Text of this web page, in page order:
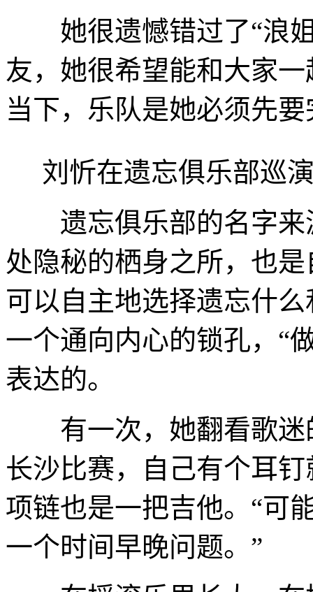
她很遗憾错过了“浪姐
友，她很希望能和大家
当下，乐队是她必须先
刘忻在遗忘俱乐部巡
遗忘俱乐部的名字来
处隐秘的栖身之所，也
可以自主地选择遗忘什
一个通向内心的锁孔，“
表达的。
有一次，她翻看歌迷
长沙比赛，自己有个耳
项链也是一把吉他。“可
一个时间早晚问题。”